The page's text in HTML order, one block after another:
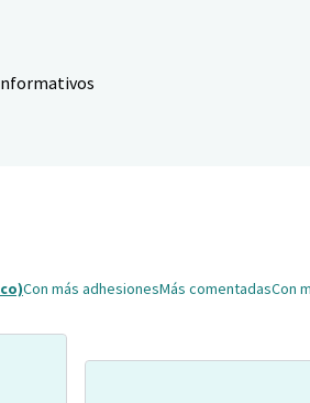
Con más adhesionesMás comentadasCon